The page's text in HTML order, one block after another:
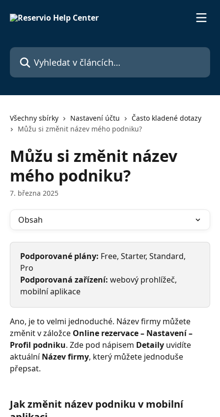
Vyhledat v článcích…
Všechny sbírky Nastavení účtu
Často kladené dotazy
Můžu si změnit název mého podniku?
Můžu si změnit název
mého podniku?
7. března 2025
Obsah
Podporované plány: Free, Starter, Standard,
Pro
Podporovaná zařízení: webový prohlížeč,
mobilní aplikace
Ano, je to velmi jednoduché. Název firmy můžete
změnit v záložce Online rezervace – Nastavení –
Profil podniku. Zde pod nápisem Detaily uvidíte
aktuální Název firmy, který můžete jednoduše
přepsat.
Jak změnit název podniku v mobilní